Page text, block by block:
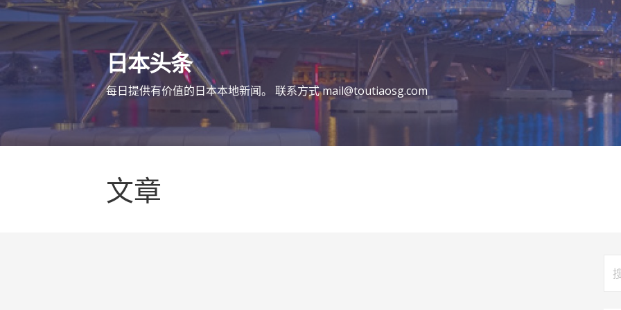
跳
至
内
容
日本头条
每日提供有价值的日本本地新闻。 联系方式 mail@toutiaosg.com
文章
索